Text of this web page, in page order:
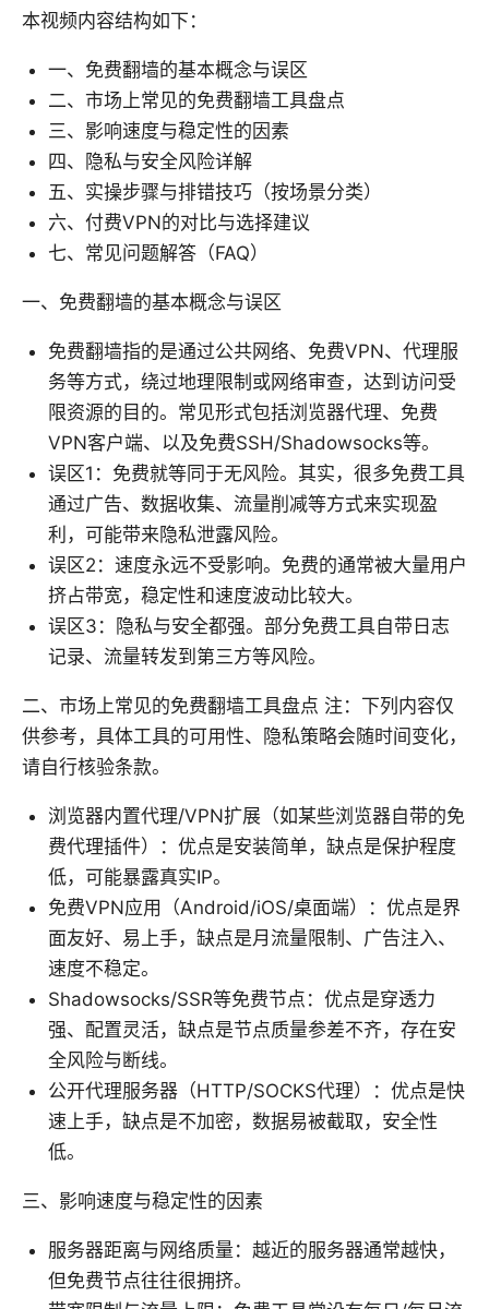
本视频内容结构如下：
一、免费翻墙的基本概念与误区
二、市场上常见的免费翻墙工具盘点
三、影响速度与稳定性的因素
四、隐私与安全风险详解
五、实操步骤与排错技巧（按场景分类）
六、付费VPN的对比与选择建议
七、常见问题解答（FAQ）
一、免费翻墙的基本概念与误区
免费翻墙指的是通过公共网络、免费VPN、代理服
务等方式，绕过地理限制或网络审查，达到访问受
限资源的目的。常见形式包括浏览器代理、免费
VPN客户端、以及免费SSH/Shadowsocks等。
误区1：免费就等同于无风险。其实，很多免费工具
通过广告、数据收集、流量削减等方式来实现盈
利，可能带来隐私泄露风险。
误区2：速度永远不受影响。免费的通常被大量用户
挤占带宽，稳定性和速度波动比较大。
误区3：隐私与安全都强。部分免费工具自带日志
记录、流量转发到第三方等风险。
二、市场上常见的免费翻墙工具盘点 注：下列内容仅
供参考，具体工具的可用性、隐私策略会随时间变化，
请自行核验条款。
浏览器内置代理/VPN扩展（如某些浏览器自带的免
费代理插件）：优点是安装简单，缺点是保护程度
低，可能暴露真实IP。
免费VPN应用（Android/iOS/桌面端）：优点是界
面友好、易上手，缺点是月流量限制、广告注入、
速度不稳定。
Shadowsocks/SSR等免费节点：优点是穿透力
强、配置灵活，缺点是节点质量参差不齐，存在安
全风险与断线。
公开代理服务器（HTTP/SOCKS代理）：优点是快
速上手，缺点是不加密，数据易被截取，安全性
低。
三、影响速度与稳定性的因素
服务器距离与网络质量：越近的服务器通常越快，
但免费节点往往很拥挤。